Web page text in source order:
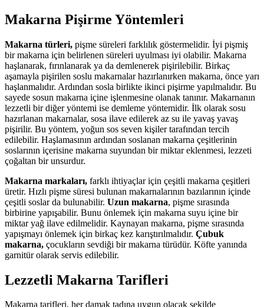
Makarna Pişirme Yöntemleri
Makarna türleri, pişme süreleri farklılık göstermelidir. İyi pişmiş
bir makarna için belirlenen süreleri uyulması iyi olabilir. Makarna
haşlanarak, fırınlanarak ya da demlenerek pişirilebilir. Birkaç
aşamayla pişirilen soslu makarnalar hazırlanırken makarna, önce yarı
haşlanmalıdır. Ardından sosla birlikte ikinci pişirme yapılmalıdır. Bu
sayede sosun makarna içine işlenmesine olanak tanınır. Makarnanın
lezzetli bir diğer yöntemi ise demleme yöntemidir. İlk olarak sosu
hazırlanan makarnalar, sosa ilave edilerek az su ile yavaş yavaş
pişirilir. Bu yöntem, yoğun sos seven kişiler tarafından tercih
edilebilir. Haşlamasının ardından soslanan makarna çeşitlerinin
soslarının içerisine makarna suyundan bir miktar eklenmesi, lezzeti
çoğaltan bir unsurdur.
Makarna markaları, farklı ihtiyaçlar için çeşitli makarna çeşitleri
üretir. Hızlı pişme süresi bulunan makarnalarının bazılarının içinde
çeşitli soslar da bulunabilir. Uzun makarna, pişme sırasında
birbirine yapışabilir. Bunu önlemek için makarna suyu içine bir
miktar yağ ilave edilmelidir. Kaynayan makarna, pişme sırasında
yapışmayı önlemek için birkaç kez karıştırılmalıdır. Çubuk
makarna, çocukların sevdiği bir makarna türüdür. Köfte yanında
garnitür olarak servis edilebilir.
Lezzetli Makarna Tarifleri
Makarna tarifleri, her damak tadına uygun olacak şekilde